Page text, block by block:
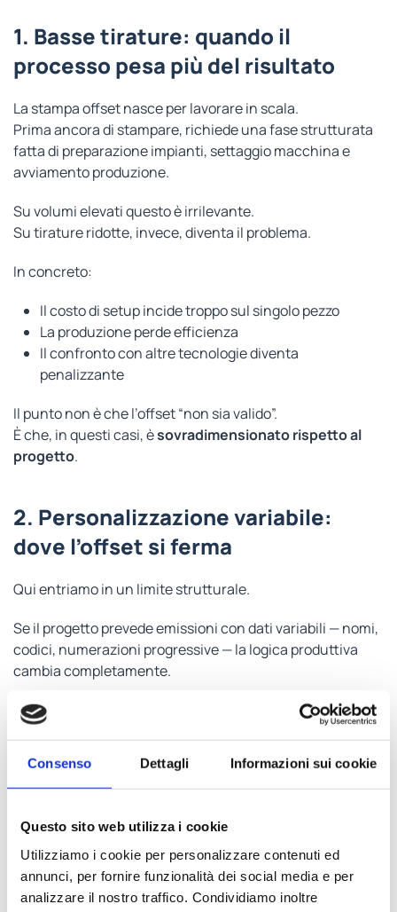
Consenso Dettagli Informazioni sui cookie
Questo sito web utilizza i cookie
Utilizziamo i cookie per personalizzare contenuti ed
annunci, per fornire funzionalità dei social media e per
analizzare il nostro traffico. Condividiamo inoltre
1. Basse tirature: quando il
processo pesa più del risultato
La stampa offset nasce per lavorare in scala.
Prima ancora di stampare, richiede una fase strutturata
fatta di preparazione impianti, settaggio macchina e
avviamento produzione.
Su volumi elevati questo è irrilevante.
Su tirature ridotte, invece, diventa il problema.
In concreto:
Il costo di setup incide troppo sul singolo pezzo
La produzione perde efficienza
Il confronto con altre tecnologie diventa
penalizzante
Il punto non è che l’offset “non sia valido”.
È che, in questi casi, èsovradimensionato rispetto al
progetto.
2. Personalizzazione variabile:
dove l’offset si ferma
Qui entriamo in un limite strutturale.
Se il progetto prevede emissioni con dati variabili — nomi,
codici, numerazioni progressive — la logica produttiva
cambia completamente.
Non si tratta più di replicare uno standard, ma di gestire
una variabilità.
È esattamente il terreno della
stampa digitale card PVC.
La distinzione è netta: mentre l’offset lavora per
perché ladifferenza tra stampa offset e digitale card
non è una questione di qualità, ma di funzione.